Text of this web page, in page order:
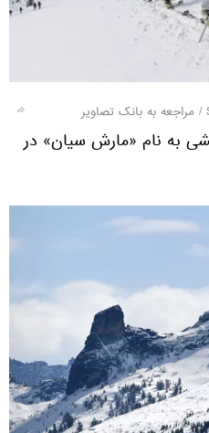
/ مراجعه به بانک تصاویر
به نام «مارش سیان» در